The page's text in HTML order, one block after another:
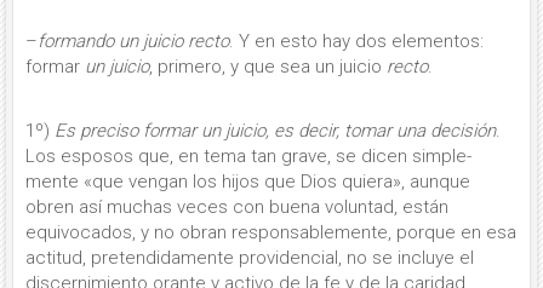
–formando un juicio recto. Y en esto hay dos elementos:
formar un juicio, primero, y que sea un juicio recto.
1º) Es preciso formar un juicio, es de­cir, tomar una decisión.
Los esposos que, en tema tan grave, se dicen simple­
mente «que vengan los hijos que Dios quiera», aunque
obren así muchas veces con buena voluntad, están
equivocados, y no obran responsablemente, porque en esa
actitud, pretendidamente providencial, no se incluye el
discernimiento orante y activo de la fe y de la caridad.